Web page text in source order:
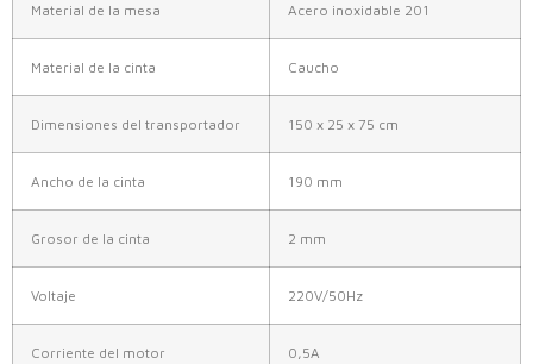
Material de la mesa Acero inoxidable 201
Material de la cinta Caucho
Dimensiones del transportador 150 x 25 x 75 cm
Ancho de la cinta 190 mm
Grosor de la cinta 2 mm
Voltaje 220V/50Hz
Corriente del motor 0,5A